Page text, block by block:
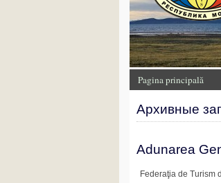
Pagina principală
Архивные
Adunarea
Federaţia de Turism